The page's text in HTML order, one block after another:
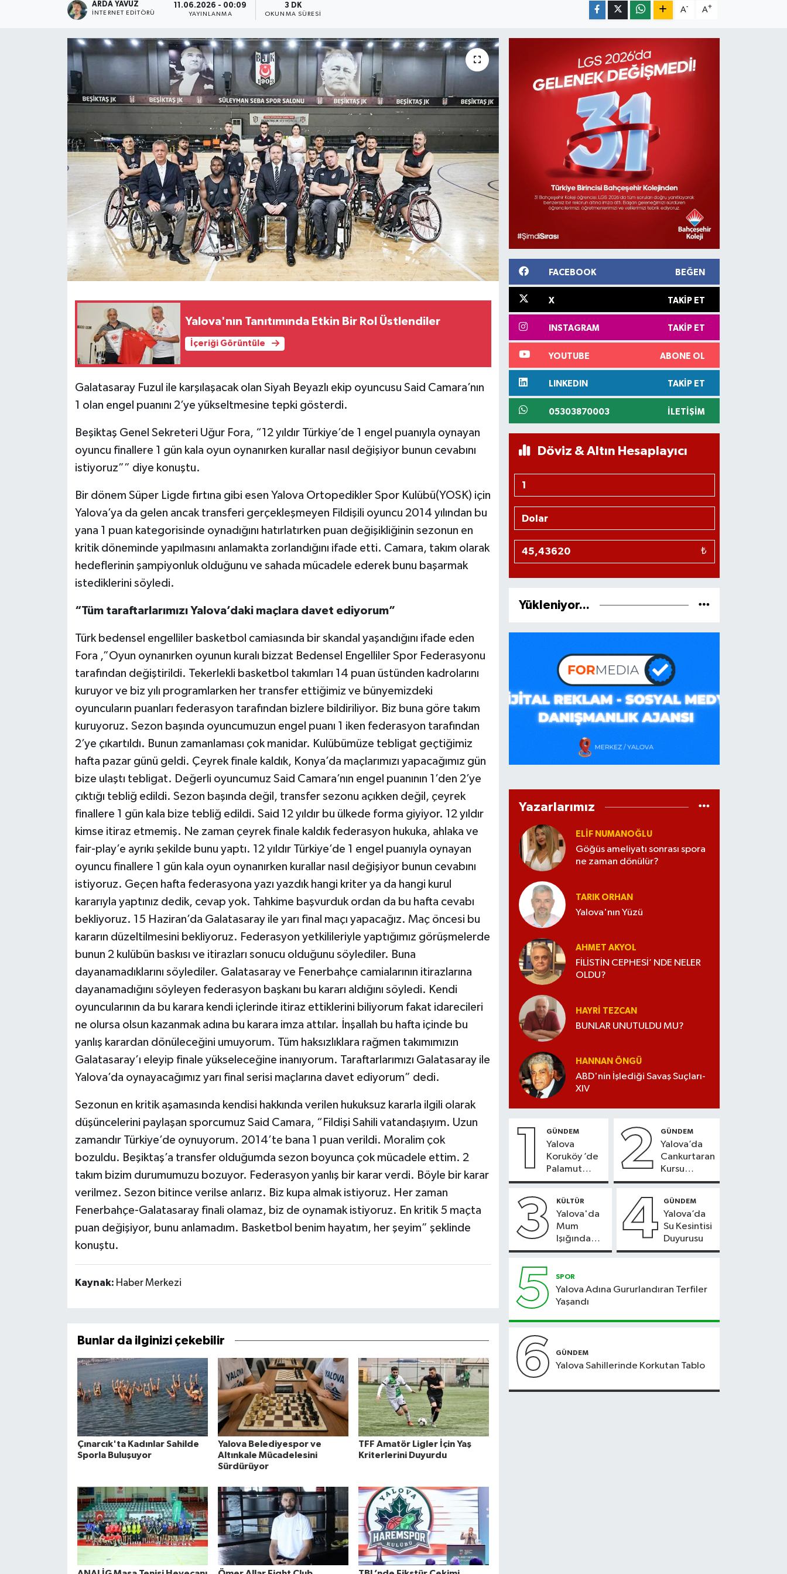
ARDA YAVUZ
İNTERNET EDITÖRÜ
11.06.2026 - 00:09
YAYINLANMA
3 DK
OKUNMA SÜRESI
A- A+
Yalova'nın Tanıtımında Etkin Bir Rol Üstlendiler
İçeriği Görüntüle
Galatasaray Fuzul ile karşılaşacak olan Siyah Beyazlı ekip oyuncusu Said Camara’nın
1 olan engel puanını 2’ye yükseltmesine tepki gösterdi.
Beşiktaş Genel Sekreteri Uğur Fora, “12 yıldır Türkiye’de 1 engel puanıyla oynayan
oyuncu finallere 1 gün kala oyun oynanırken kurallar nasıl değişiyor bunun cevabını
istiyoruz”” diye konuştu.
Bir dönem Süper Ligde fırtına gibi esen Yalova Ortopedikler Spor Kulübü(YOSK) için
Yalova’ya da gelen ancak transferi gerçekleşmeyen Fildişili oyuncu 2014 yılından bu
yana 1 puan kategorisinde oynadığını hatırlatırken puan değişikliğinin sezonun en
kritik döneminde yapılmasını anlamakta zorlandığını ifade etti. Camara, takım olarak
hedeflerinin şampiyonluk olduğunu ve sahada mücadele ederek bunu başarmak
istediklerini söyledi.
“Tüm taraftarlarımızı Yalova’daki maçlara davet ediyorum”
Türk bedensel engelliler basketbol camiasında bir skandal yaşandığını ifade eden
Fora ,”Oyun oynanırken oyunun kuralı bizzat Bedensel Engelliler Spor Federasyonu
tarafından değiştirildi. Tekerlekli basketbol takımları 14 puan üstünden kadrolarını
kuruyor ve biz yılı programlarken her transfer ettiğimiz ve bünyemizdeki
oyuncuların puanları federasyon tarafından bizlere bildiriliyor. Biz buna göre takım
kuruyoruz. Sezon başında oyuncumuzun engel puanı 1 iken federasyon tarafından
2’ye çıkartıldı. Bunun zamanlaması çok manidar. Kulübümüze tebligat geçtiğimiz
hafta pazar günü geldi. Çeyrek finale kaldık, Konya’da maçlarımızı yapacağımız gün
bize ulaştı tebligat. Değerli oyuncumuz Said Camara’nın engel puanının 1’den 2’ye
çıktığı tebliğ edildi. Sezon başında değil, transfer sezonu açıkken değil, çeyrek
finallere 1 gün kala bize tebliğ edildi. Said 12 yıldır bu ülkede forma giyiyor. 12 yıldır
kimse itiraz etmemiş. Ne zaman çeyrek finale kaldık federasyon hukuka, ahlaka ve
fair-play’e ayrıkı şekilde bunu yaptı. 12 yıldır Türkiye’de 1 engel puanıyla oynayan
oyuncu finallere 1 gün kala oyun oynanırken kurallar nasıl değişiyor bunun cevabını
istiyoruz. Geçen hafta federasyona yazı yazdık hangi kriter ya da hangi kurul
kararıyla yaptınız dedik, cevap yok. Tahkime başvurduk ordan da bu hafta cevabı
bekliyoruz. 15 Haziran’da Galatasaray ile yarı final maçı yapacağız. Maç öncesi bu
kararın düzeltilmesini bekliyoruz. Federasyon yetkilileriyle yaptığımız görüşmelerde
bunun 2 kulübün baskısı ve itirazları sonucu olduğunu söylediler. Buna
dayanamadıklarını söylediler. Galatasaray ve Fenerbahçe camialarının itirazlarına
dayanamadığını söyleyen federasyon başkanı bu kararı aldığını söyledi. Kendi
oyuncularının da bu karara kendi içlerinde itiraz ettiklerini biliyorum fakat idarecileri
ne olursa olsun kazanmak adına bu karara imza attılar. İnşallah bu hafta içinde bu
yanlış karardan dönüleceğini umuyorum. Tüm haksızlıklara rağmen takımımızın
Galatasaray’ı eleyip finale yükseleceğine inanıyorum. Taraftarlarımızı Galatasaray ile
Yalova’da oynayacağımız yarı final serisi maçlarına davet ediyorum” dedi.
Sezonun en kritik aşamasında kendisi hakkında verilen hukuksuz kararla ilgili olarak
düşüncelerini paylaşan sporcumuz Said Camara, “Fildişi Sahili vatandaşıyım. Uzun
zamandır Türkiye’de oynuyorum. 2014’te bana 1 puan verildi. Moralim çok
bozuldu. Beşiktaş’a transfer olduğumda sezon boyunca çok mücadele ettim. 2
takım bizim durumumuzu bozuyor. Federasyon yanlış bir karar verdi. Böyle bir karar
verilmez. Sezon bitince verilse anlarız. Biz kupa almak istiyoruz. Her zaman
Fenerbahçe-Galatasaray finali olamaz, biz de oynamak istiyoruz. En kritik 5 maçta
puan değişiyor, bunu anlamadım. Basketbol benim hayatım, her şeyim” şeklinde
konuştu.
Kaynak: Haber Merkezi
Bunlar da ilginizi çekebilir
Çınarcık'ta Kadınlar Sahilde
Sporla Buluşuyor
Yalova Belediyespor ve
Altınkale Mücadelesini
Sürdürüyor
TFF Amatör Ligler İçin Yaş
Kriterlerini Duyurdu
FACEBOOK BEĞEN
X TAKIP ET
INSTAGRAM TAKIP ET
YOUTUBE ABONE OL
LINKEDIN TAKIP ET
05303870003 İLETIŞIM
Döviz & Altın Hesaplayıcı
₺
Yükleniyor...
Yazarlarımız
ELİF NUMANOĞLU
Göğüs ameliyatı sonrası spora
ne zaman dönülür?
TARIK ORHAN
Yalova'nın Yüzü
AHMET AKYOL
FİLİSTİN CEPHESİ’ NDE NELER
OLDU?
HAYRI TEZCAN
BUNLAR UNUTULDU MU?
HANNAN ÖNGÜ
ABD'nin İşlediği Savaş Suçları-
XIV
1 GÜNDEM
Yalova
Koruköy ’de
Palamut
Sezonu
2 GÜNDEM
Yalova’da
Cankurtaran
Kursu
Kayıtları
3 KÜLTÜR
Yalova'da
Mum
Işığında
Konser
4 GÜNDEM
Yalova’da
Su Kesintisi
Duyurusu
5 SPOR
Yalova Adına Gururlandıran Terfiler
Yaşandı
6 GÜNDEM
Yalova Sahillerinde Korkutan Tablo
İLÇELERİMİZ